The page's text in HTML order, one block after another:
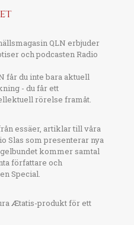
QLN erbjuder
och podcasten Radio
får du inte bara aktuell
- du får ett
rörelse framåt.
essäer, artiklar till våra
Slas som presenterar nya
kommer samtal
författare och
Special.
Ætatis-produkt för ett